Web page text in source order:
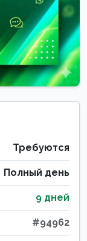
Требуются
Полный день
9 дней
#94962